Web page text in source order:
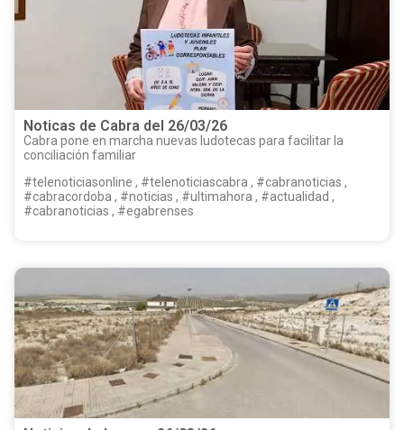
Noticas de Cabra del 26/03/26
Cabra pone en marcha nuevas ludotecas para facilitar la
conciliación familiar
#telenoticiasonline , #telenoticiascabra , #cabranoticias ,
#cabracordoba , #noticias , #ultimahora , #actualidad ,
#cabranoticias , #egabrenses